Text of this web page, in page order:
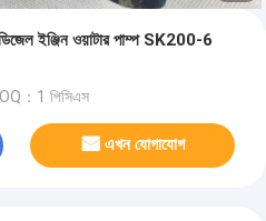
ইঞ্জিন ওয়াটার পাম্প SK200-6
：1 পিসিএস
এখন যোগাযোগ